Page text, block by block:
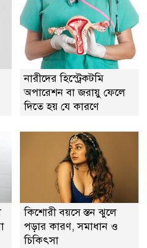
নারীদের হিস্ট্রেকটমি
অপারেশন বা জরায়ু ফেলে
দিতে হয় যে কারণে
কিশোরী বয়সে স্তন ঝুলে
পড়ার কারণ, সমাধান ও
চিকিৎসা